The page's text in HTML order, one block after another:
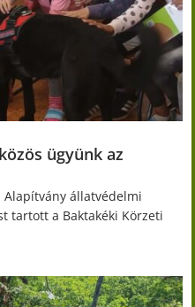
ügyünk az
Alapítvány állatvédelmi
tartott a Baktakéki Körzeti